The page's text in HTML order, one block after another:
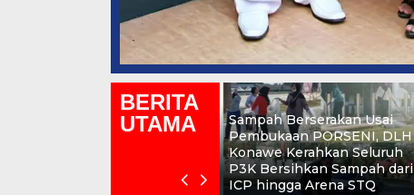
BERITA
UTAMA
Sampah Berserakan Usai
Pembukaan PORSENI, DLH
Konawe Kerahkan Seluruh
P3K Bersihkan Sampah dari
ICP hingga Arena STQ